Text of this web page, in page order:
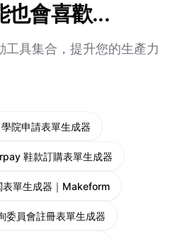
也會喜歡...
工具集合，提升您的生產力
院申請表單生成器
鞋款訂購表單生成器
表單生成器｜Makeform
委員會註冊表單生成器